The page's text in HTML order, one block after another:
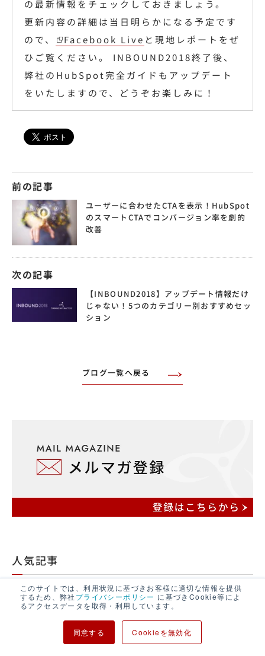
このサイトでは、利用状況に基づきお客様に適切な情報を提供
するため、弊社 プライバシーポリシー に基づきCookie等によ
るアクセスデータを取得・利用しています。
同意する Cookieを無効化
の最新情報をチェックしておきましょう。
更新内容の詳細は当日明らかになる予定です
ので、
Facebook Live と現地レポートをぜ
ひご覧ください。 INBOUND2018終了後、
弊社のHubSpot完全ガイドもアップデート
をいたしますので、どうぞお楽しみに！
前の記事
ユーザーに合わせたCTAを表示！HubSpot
のスマートCTAでコンバージョン率を劇的
改善
次の記事
【INBOUND2018】アップデート情報だけ
じゃない！5つのカテゴリー別おすすめセッ
ション
ブログ一覧へ戻る
人気記事
2024年3月18日
顧客管理をExcel(エクセル)で作る3つの
2024年11月13日